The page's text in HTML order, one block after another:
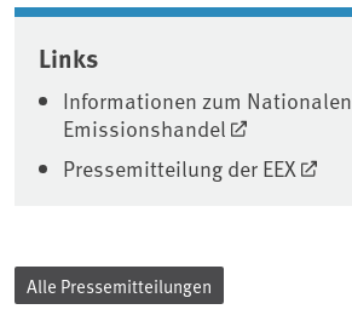
Associated content
Links
Informationen zum Nationalen
Emissionshandel
Pressemitteilung der EEX
Alle Pressemitteilungen